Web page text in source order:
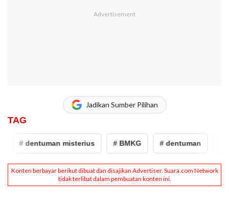
Jadikan Sumber Pilihan
TAG
# dentuman misterius # BMKG # dentuman